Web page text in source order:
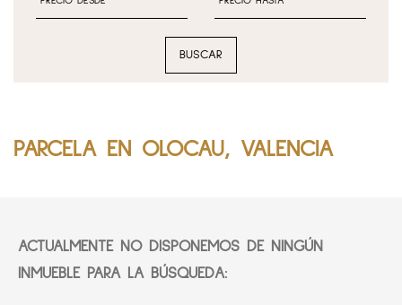
BUSCAR
PARCELA EN OLOCAU, VALENCIA
ACTUALMENTE NO DISPONEMOS DE NINGÚN
INMUEBLE PARA LA BÚSQUEDA: